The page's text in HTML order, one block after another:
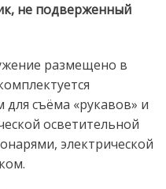
не подверженный
размещено в
съёма «рукавов» и
осветительной
электрической